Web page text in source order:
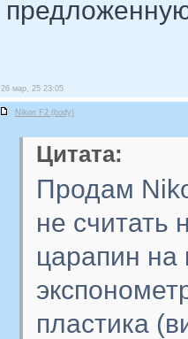
26 мар, 25 23:05
Nikon F2 (body)
Цитата:
Продам
не считать
царапин на
пластика